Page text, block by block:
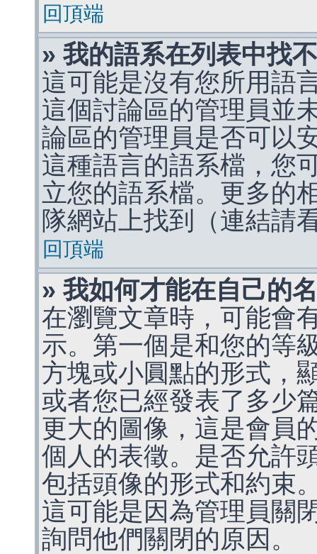
回頂端
» 我的語系在列表中找
這可能是沒有您所用語
這個討論區的管理員並
論區的管理員是否可以
這種語言的語系檔，您
立您的語系檔。更多的
隊網站上找到（連結請
回頂端
» 我如何才能在自己的
在瀏覽文章時，可能會
示。第一個是和您的等
方塊或小圓點的形式，
或者您已經發表了多少
更大的圖像，這是會員
個人的表徵。是否允許
包括頭像的形式和約束
這可能是因為管理員關
詢問他們關閉的原因。